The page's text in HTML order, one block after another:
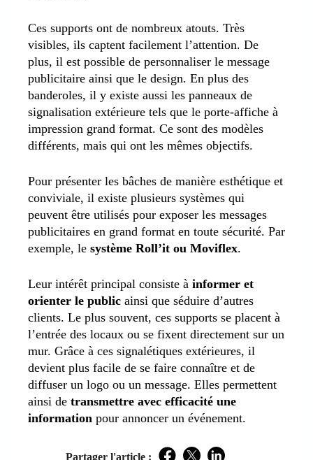
Ces supports ont de nombreux atouts. Très
visibles, ils captent facilement l’attention. De
plus, il est possible de personnaliser le message
publicitaire ainsi que le design. En plus des
banderoles, il y existe aussi les panneaux de
signalisation extérieure tels que le porte-affiche à
impression grand format. Ce sont des modèles
différents, mais qui ont les mêmes objectifs.
Pour présenter les bâches de manière esthétique et
conviviale, il existe plusieurs systèmes qui
peuvent être utilisés pour exposer les messages
publicitaires en grand format en toute sécurité. Par
exemple, le système Roll’it ou Moviflex.
Leur intérêt principal consiste à informer et
orienter le public ainsi que séduire d’autres
clients. Le plus souvent, ces supports se placent à
l’entrée des locaux ou se fixent directement sur un
mur. Grâce à ces signalétiques extérieures, il
devient plus facile de se faire connaître et de
diffuser un logo ou un message. Elles permettent
ainsi de transmettre avec efficacité une
information pour annoncer un événement.
Partager l'article :